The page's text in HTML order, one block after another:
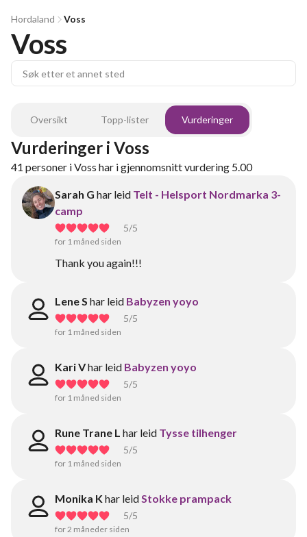
Hordaland Voss
Voss
Oversikt Topp-lister Vurderinger
Vurderinger i Voss
41 personer iVoss har i gjennomsnitt vurdering 5.00
Sarah G har leid Telt - Helsport Nordmarka 3-
camp
5/5
for 1 måned siden
Thank you again!!!
Lene S har leid Babyzen yoyo
5/5
for 1 måned siden
Kari Vhar leid Babyzen yoyo
5/5
for 1 måned siden
Rune Trane L har leid Tysse tilhenger
5/5
for 1 måned siden
Monika K har leidStokke prampack
5/5
for 2 måneder siden